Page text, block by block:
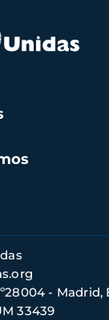
- Madrid,
33439